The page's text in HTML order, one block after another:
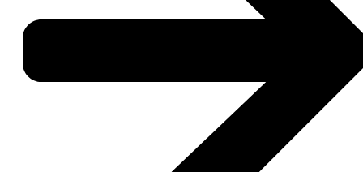
A sessão teve início com um conjunto de apresentações técnicas dedicadas à
gestão sustentável do montado e da floresta mediterrânica, ao
recolhidos pela tecnologia.